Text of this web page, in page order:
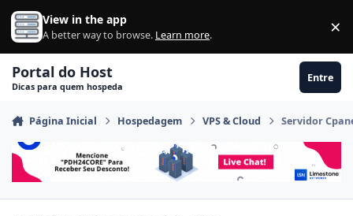
Ir para conteúdo
View in the app
A better way to browse. Learn more. ×
Portal do Host
Dicas para quem hospeda
Entre
Página Inicial Hospedagem VPS & Cloud Servidor